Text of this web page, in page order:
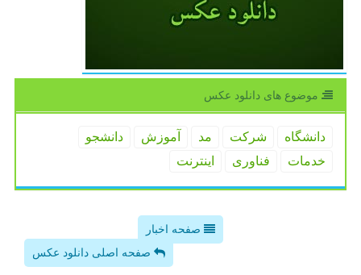
موضوع های دانلود عكس
دانشگاه شركت مد آموزش
دانشجو
خدمات
فناوری اینترنت
صفحه اخبار
صفحه اصلی دانلود عکس